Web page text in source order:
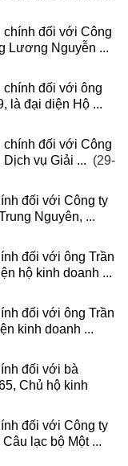
chính đối với Công
Lương Nguyễn ...
chính đối với ông
là đại diện Hộ ...
chính đối với Công
vụ Giải ... (29-
đối với Công ty
Nguyên, ...
đối với ông Trần
hộ kinh doanh ...
đối với ông Trần
kinh doanh ...
đối với bà
Chủ hộ kinh
đối với Công ty
lạc bộ Một ...